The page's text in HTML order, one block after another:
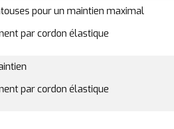
pour un maintien maximal
par cordon élastique
par cordon élastique